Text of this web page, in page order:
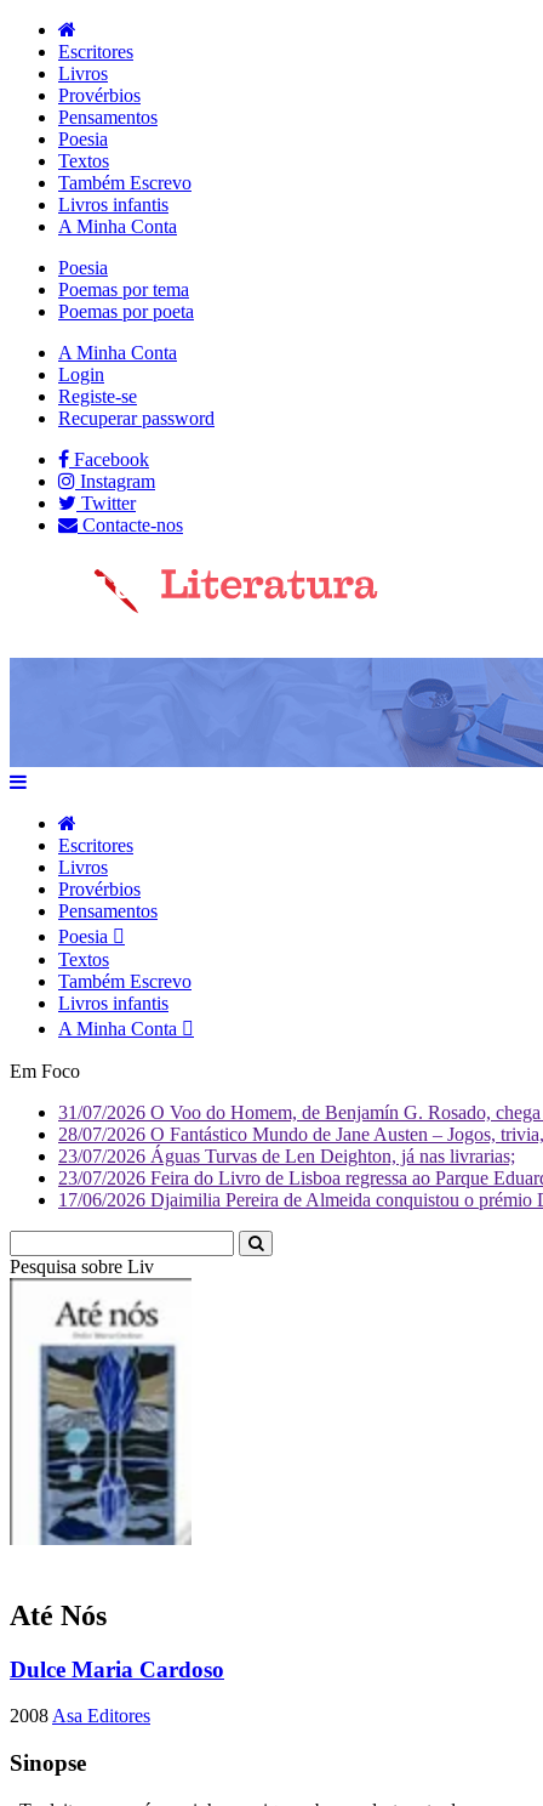
Escritores
Livros
Provérbios
Pensamentos
Poesia
Textos
Também Escrevo
Livros infantis
A Minha Conta
Poesia
Poemas por tema
Poemas por poeta
A Minha Conta
Login
Registe-se
Recuperar password
Facebook
Instagram
Twitter
Contacte-nos
Escritores
Livros
Provérbios
Pensamentos
Poesia
Textos
Também Escrevo
Livros infantis
A Minha Conta
Em Foco
31/07/2026 O Voo do Homem, de Benjamín G. Rosado,
28/07/2026 O Fantástico Mundo de Jane Austen – Jogos,
23/07/2026 Águas Turvas de Len Deighton, já nas livrarias;
23/07/2026 Feira do Livro de Lisboa regressa ao Parque
17/06/2026 Djaimilia Pereira de Almeida conquistou o
Pesquisa sobre Literatura
Até Nós
Dulce Maria Cardoso
2008Asa Editores
Sinopse